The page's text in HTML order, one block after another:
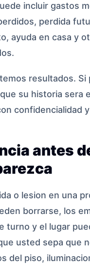
incluir gastos
perdida
ayuda en casa y
resultados. Si
su historia sera
confidencialidad
antes
o lesion en una
borrarse, los
turno y el lugar
usted sepa que
del piso,